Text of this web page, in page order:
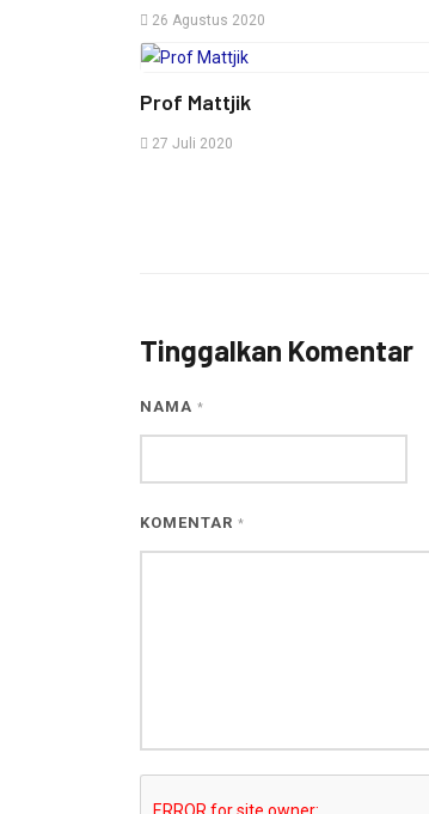
26 Agustus 2020
Prof Mattjik
27 Juli 2020
Tinggalkan Komentar
NAMA *
KOMENTAR *